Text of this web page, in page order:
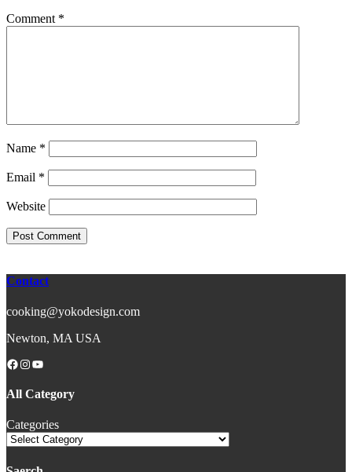
Comment *
Name *
Email *
Website
Contact
cooking@yokodesign.com
Newton, MA USA
Facebook
Instagram YouTube
All Category
Categories